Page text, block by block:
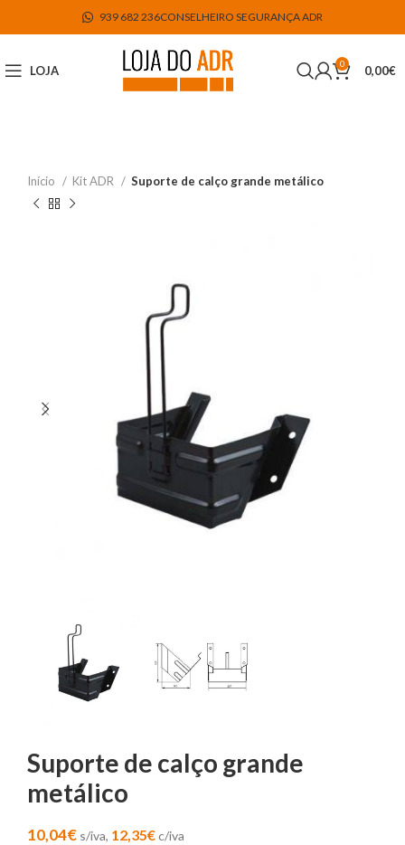
939 682 236CONSELHEIRO SEGURANÇA ADR
LOJA 0 0,00€
Início Kit ADR Suporte de calço grande metálico
Suporte de calço grande
metálico
10,04€ s/iva, 12,35€c/iva